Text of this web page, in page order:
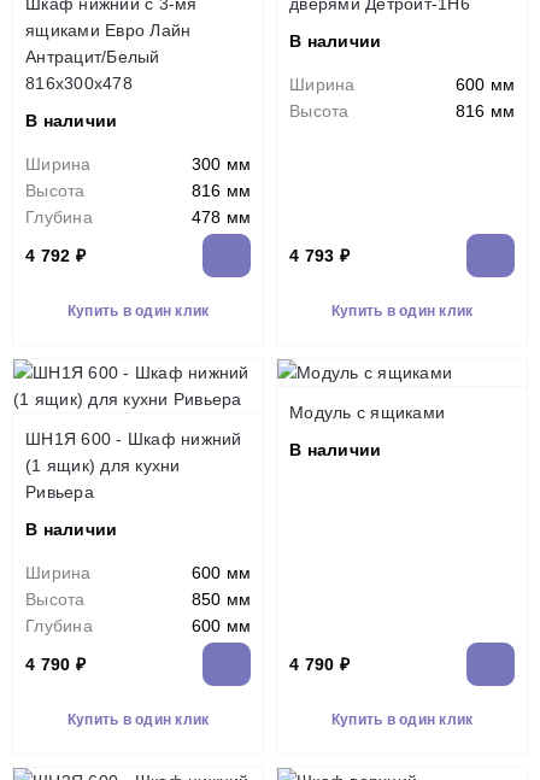
ящиками Евро Лайн
Антрацит/Белый
816х300х478
В наличии
Ширина
300 мм
Высота
816 мм
Глубина
478 мм
4 792 ₽
Купить в один клик
В наличии
Ширина
600 мм
Высота
816 мм
4 793 ₽
Купить в один клик
ШН1Я 600 - Шкаф нижний
(1 ящик) для кухни
Ривьера
В наличии
Ширина
600 мм
Высота
850 мм
Глубина
600 мм
4 790 ₽
Купить в один клик
Модуль с ящиками
В наличии
4 790 ₽
Купить в один клик